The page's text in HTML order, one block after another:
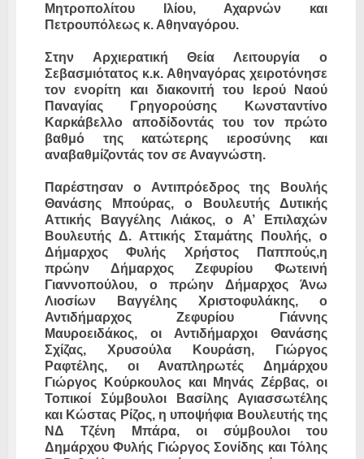
Μητροπολίτου Ιλίου, Αχαρνών και
Πετρουπόλεως κ. Αθηναγόρου.
Στην Αρχιερατική Θεία Λειτουργία ο
Σεβασμιότατος κ.κ. Αθηναγόρας χειροτόνησε
τον ενορίτη και διακονιτή του Ιερού Ναού
Παναγίας Γρηγορούσης Κωνσταντίνο
Καρκάβελλο αποδίδοντάς του τον πρώτο
βαθμό της κατώτερης ιεροσύνης και
αναβαθμίζοντάς τον σε Αναγνώστη.
Παρέστησαν ο Αντιπρόεδρος της Βουλής
Θανάσης Μπούρας, ο Βουλευτής Δυτικής
Αττικής Βαγγέλης Λιάκος, ο Α’ Επιλαχών
Βουλευτής Δ. Αττικής Σταμάτης Πουλής, ο
Δήμαρχος Φυλής Χρήστος Παππούς,η
πρώην Δήμαρχος Ζεφυρίου Φωτεινή
Γιαννοπούλου, ο πρώην Δήμαρχος Άνω
Λιοσίων Βαγγέλης Χριστοφυλάκης, ο
Αντιδήμαρχος Ζεφυρίου Γιάννης
Μαυροειδάκος, οι Αντιδήμαρχοι Θανάσης
Σχίζας, Χρυσούλα Κουράση, Γιώργος
Ραφτέλης, οι Αναπληρωτές Δημάρχου
Γιώργος Κούρκουλος και Μηνάς Ζέρβας, οι
Τοπικοί Σύμβουλοι Βασίλης Αγιασσωτέλης
και Κώστας Ρίζος, η υποψήφια Βουλευτής της
ΝΔ Τζένη Μπάρα, οι σύμβουλοι του
Δημάρχου Φυλής Γιώργος Σονίδης και Τόλης